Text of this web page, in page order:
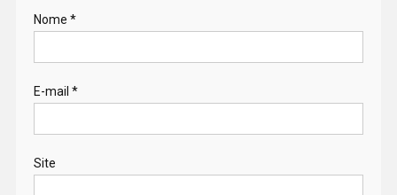
Nome *
E-mail *
Site